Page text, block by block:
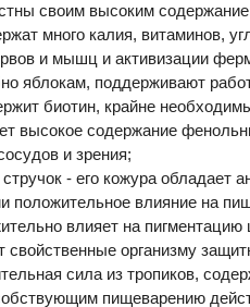
своим высоким
много калия, витаминов,
и мышц и активизации
яблокам, поддерживают
биотин, крайне
высокое содержание
и зрения;
стручок - его кожура
положительное влияние на
влияет на
свойственные организму
сила из тропиков,
пищеварению